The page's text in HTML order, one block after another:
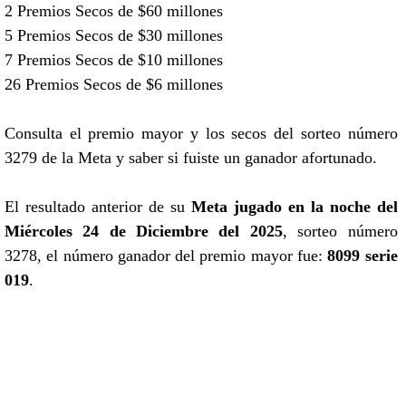
2 Premios Secos de $60 millones
5 Premios Secos de $30 millones
7 Premios Secos de $10 millones
26 Premios Secos de $6 millones
Consulta el premio mayor y los secos del sorteo número
3279 de la Meta y saber si fuiste un ganador afortunado.
El resultado anterior de su Meta jugado en la noche del
Miércoles 24 de Diciembre del 2025, sorteo número
3278, el número ganador del premio mayor fue:8099 serie
019.